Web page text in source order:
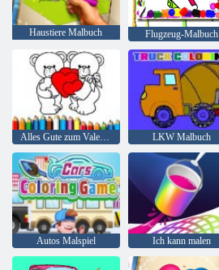
Haustiere Malbuch Flugzeug-Malbuch
Alles Gute zum Valentinstag Färbung LKW Malbuch
Autos Malspiel Ich kann malen